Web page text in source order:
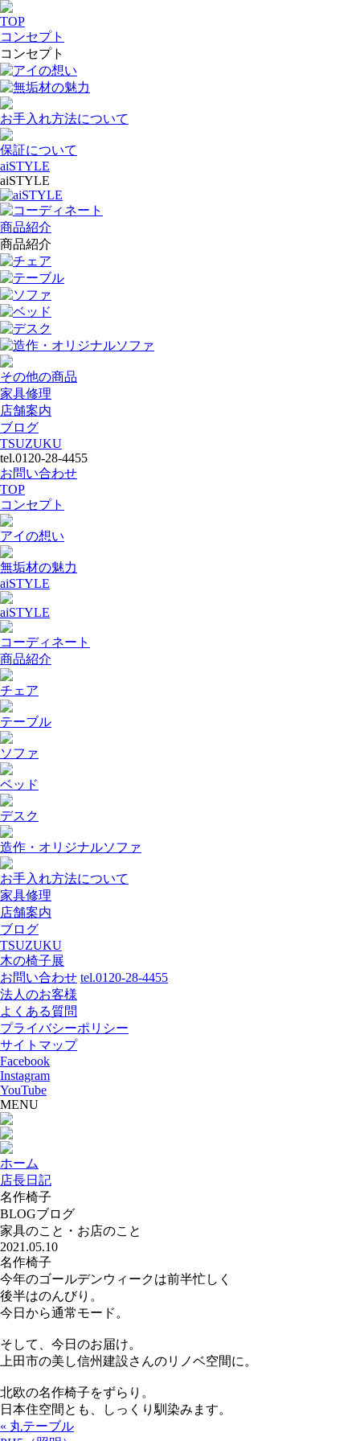
TOP
コンセプト
コンセプト
アイの想い
無垢材の魅力
お手入れ方法について
保証について
aiSTYLE
aiSTYLE
aiSTYLE
コーディネート
商品紹介
商品紹介
チェア
テーブル
ソファ
ベッド
デスク
造作・オリジナルソファ
その他の商品
家具修理
店舗案内
ブログ
TSUZUKU
tel.0120-28-4455
お問い合わせ
TOP
コンセプト
アイの想い
無垢材の魅力
aiSTYLE
aiSTYLE
コーディネート
商品紹介
チェア
テーブル
ソファ
ベッド
デスク
造作・オリジナルソファ
お手入れ方法について
家具修理
店舗案内
ブログ
TSUZUKU
木の椅子展
お問い合わせ tel.0120-28-4455
法人のお客様
よくある質問
プライバシーポリシー
サイトマップ
Facebook
Instagram
YouTube
MENU
ホーム
店長日記
名作椅子
BLOGブログ
家具のこと・お店のこと
2021.05.10
名作椅子
今年のゴールデンウィークは前半忙しく
後半はのんびり。
今日から通常モード。
そして、今日のお届け。
上田市の美し信州建設さんのリノベ空間に。
北欧の名作椅子をずらり。
日本住空間とも、しっくり馴染みます。
« 丸テーブル